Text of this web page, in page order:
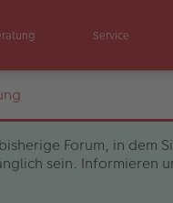
Service
Forum, in dem
sein. Informieren